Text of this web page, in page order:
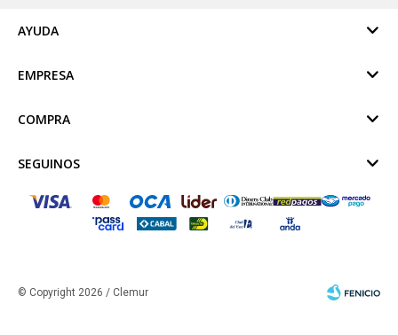
AYUDA
EMPRESA
COMPRA
SEGUINOS
© Copyright 2026 / Clemur